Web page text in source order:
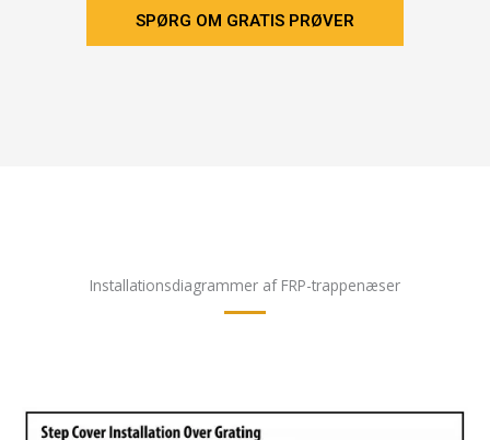
SPØRG OM GRATIS PRØVER
Installationsdiagrammer af FRP-trappenæser